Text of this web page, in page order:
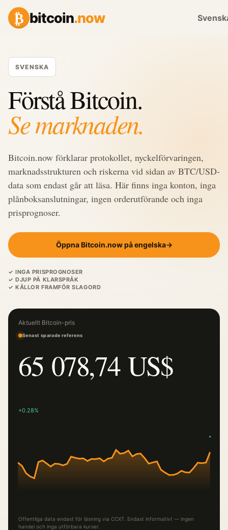
₿ bitcoin.now
SVENSKA
Förstå Bitcoin.
Se marknaden.
Bitcoin.now förklarar protokollet, nyckelförvaringen,
marknadsstrukturen och riskerna vid sidan av BTC/USD-
data som endast går att läsa. Här finns inga konton, inga
plånboksanslutningar, ingen orderutförande och inga
prisprognoser.
Öppna Bitcoin.now på engelska→
✓ INGA PRISPROGNOSER
✓ DJUP PÅ KLARSPRÅK
✓ KÄLLOR FRAMFÖR SLAGORD
Aktuellt Bitcoin-pris
Senast sparade referens
65 078,74 US$
+0.28%
Offentliga data endast för läsning via CCXT. Endast informativt — ingen
handel och inga utförbara kurser.